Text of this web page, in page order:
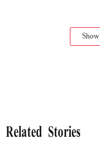
Related Stories